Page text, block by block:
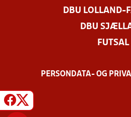
DBU LOLLAND-
DBU
FUTSAL
PERSONDATA- OG